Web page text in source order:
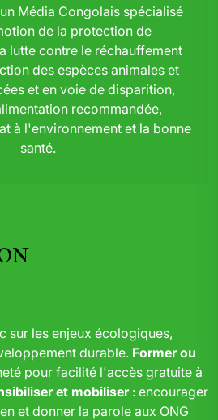
Média Congolais spécialisé
de la protection de
lutte contre le réchauffement
des espèces animales et
et en voie de disparition,
recommandée,
à l'environnement et la bonne
santé.
sur les enjeux écologiques,
durable. Former ou
pour facilité l'accès gratuite à
et mobiliser: encourager
et donner la parole aux ONG